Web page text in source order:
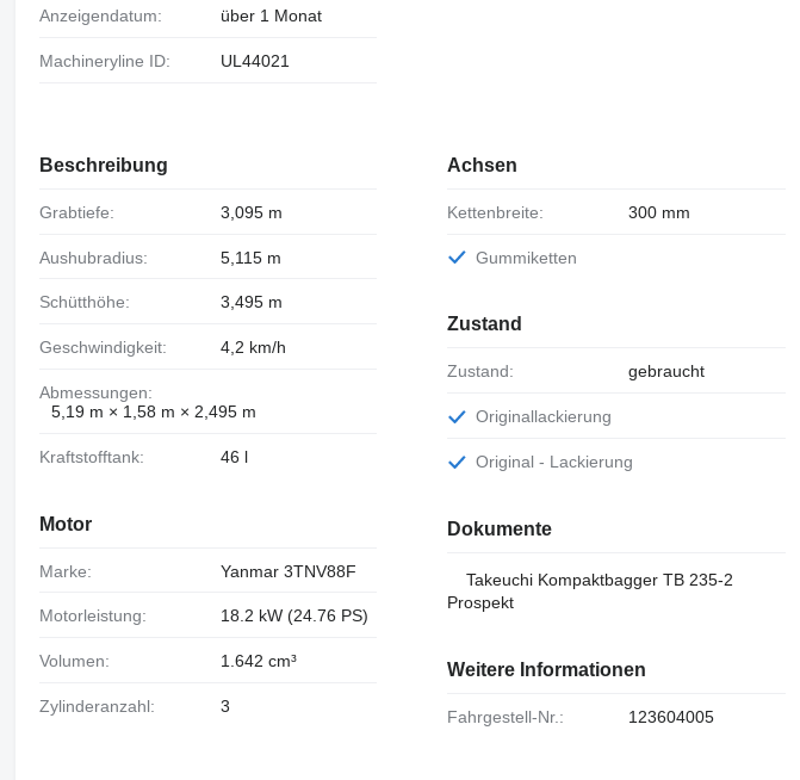
Anzeigendatum: über 1 Monat
Machineryline ID: UL44021
Beschreibung
Grabtiefe: 3,095 m
Aushubradius: 5,115 m
Schütthöhe: 3,495 m
Geschwindigkeit: 4,2 km/h
Abmessungen:
5,19 m × 1,58 m × 2,495 m
Kraftstofftank: 46 l
Motor
Marke: Yanmar 3TNV88F
Motorleistung: 18.2 kW (24.76 PS)
Volumen: 1.642 cm³
Zylinderanzahl: 3
Achsen
Kettenbreite: 300 mm
Gummiketten
Zustand
Zustand: gebraucht
Originallackierung
Original - Lackierung
Dokumente
Takeuchi Kompaktbagger TB 235-2
Prospekt
Weitere Informationen
Fahrgestell-Nr.: 123604005